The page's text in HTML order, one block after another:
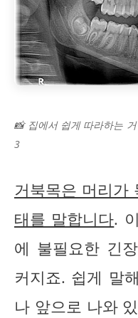
📸 집에서 쉽게 따라하는
3
거북목은 머리가
태를 말합니다.
에 불필요한 긴
커지죠. 쉽게 말
나 앞으로 나와